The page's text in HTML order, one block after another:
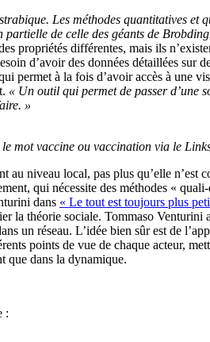
Les méthodes quantitatives
de celle des géants de
propriétés différentes, mais ils
d’avoir des données détaillées sur
permet à la fois d’avoir accès à une
« Un outil qui permet de passer d’une
»
mot vaccine ou vaccination via le
niveau local, pas plus qu’elle
qui nécessite des méthodes «
dans « Le tout est toujours plus
la théorie sociale. Tommaso
un réseau. L’idée bien sûr est de
points de vue de chaque acteur,
que dans la dynamique.
: